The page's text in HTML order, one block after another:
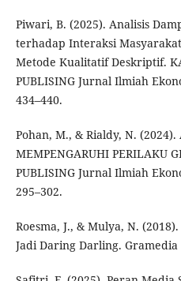
Piwari, B. (2025). Analisis
terhadap Interaksi
Metode Kualitatif Deskriptif.
PUBLISING Jurnal Ilmiah
434–440.
Pohan, M., & Rialdy, N. (2024).
MEMPENGARUHI PERILAKU
PUBLISING Jurnal Ilmiah
295–302.
Roesma, J., & Mulya, N.
Jadi Daring Darling. Gramedia